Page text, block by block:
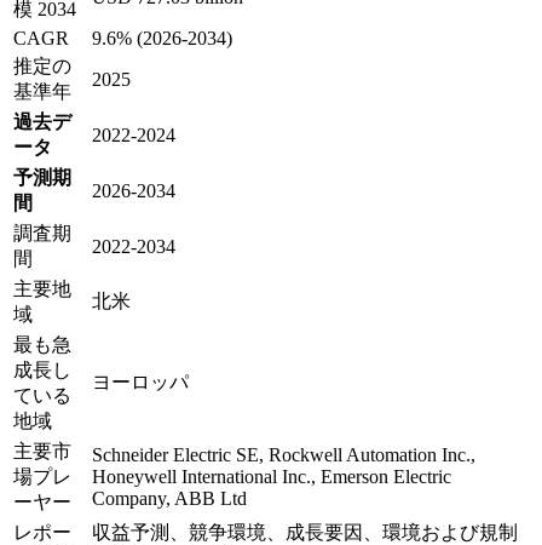
模 2034
CAGR
9.6% (2026-2034)
推定の
基準年
2025
過去デ
ータ
2022-2024
予測期
間
2026-2034
調査期
間
2022-2034
主要地
域
北米
最も急
成長し
ている
地域
ヨーロッパ
主要市
場プレ
ーヤー
Schneider Electric SE, Rockwell Automation Inc.,
Honeywell International Inc., Emerson Electric
Company, ABB Ltd
レポー
収益予測、競争環境、成長要因、環境および規制